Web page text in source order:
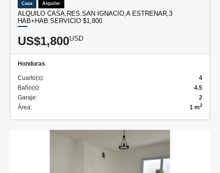
Casa Alquiler
ALQUILO CASA,RES.SAN IGNACIO,A ESTRENAR,3
HAB+HAB.SERVICIO $1,800
US$1,800USD
Honduras
Cuarto(s):
4
Baño(s):
4.5
Garaje:
2
Área:
1 m2